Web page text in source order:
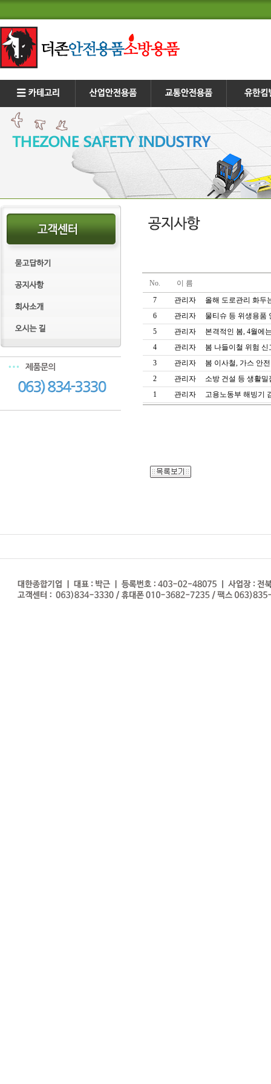
No.
이 름
7
관리자
올해 도로관리 화두
6
관리자
물티슈 등 위생용품
5
관리자
본격적인 봄, 4월에
4
관리자
봄 나들이철 위험
3
관리자
봄 이사철, 가스 안
2
관리자
소방 건설 등 생활
1
관리자 고용노동부 해빙기